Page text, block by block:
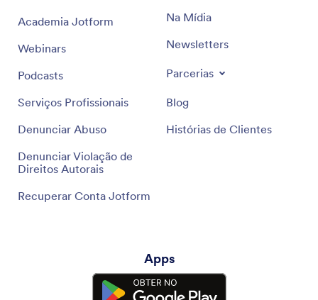
Academia Jotform
Webinars
Podcasts
Serviços Profissionais
Denunciar Abuso
Denunciar Violação de
Direitos Autorais
Recuperar Conta Jotform
Na Mídia
Newsletters
Parcerias
Blog
Histórias de Clientes
Apps